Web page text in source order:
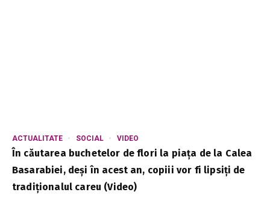
ACTUALITATE SOCIAL VIDEO
În căutarea buchetelor de flori la piața de la Calea
Basarabiei, deși în acest an, copiii vor fi lipsiți de
tradiționalul careu (Video)